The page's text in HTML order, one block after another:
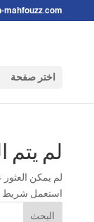
mahfouzz.com
اختر صفحة
لم يتم
لم يمكن
استعمل شريط
البحث